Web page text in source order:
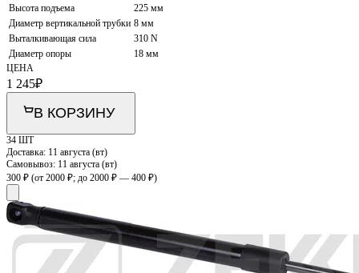
Высота подъема
225 мм
Диаметр вертикальной трубки 8 мм
Выталкивающая сила
310 N
Диаметр опоры
18 мм
ЦЕНА
1 245₽
В КОРЗИНУ
34 ШТ
Доставка: 11 августа (вт)
Самовывоз: 11 августа (вт)
300 ₽ (от 2000 ₽; до 2000 ₽ — 400 ₽)